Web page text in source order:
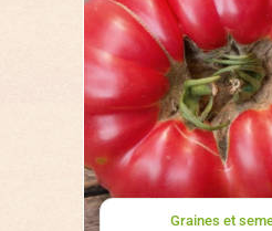
Graines et